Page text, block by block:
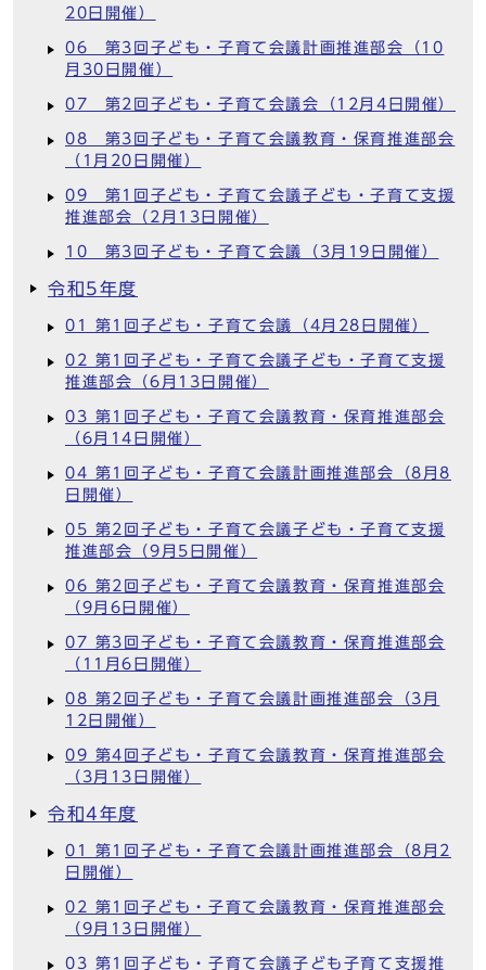
20日開催）
06 第3回子ども・子育て会議計画推進部会（10
月30日開催）
07 第2回子ども・子育て会議会（12月4日開催）
08 第3回子ども・子育て会議教育・保育推進部会
（1月20日開催）
09 第1回子ども・子育て会議子ども・子育て支援
推進部会（2月13日開催）
10 第3回子ども・子育て会議（3月19日開催）
令和5年度
01 第1回子ども・子育て会議（4月28日開催）
02 第1回子ども・子育て会議子ども・子育て支援
推進部会（6月13日開催）
03 第1回子ども・子育て会議教育・保育推進部会
（6月14日開催）
04 第1回子ども・子育て会議計画推進部会（8月8
日開催）
05 第2回子ども・子育て会議子ども・子育て支援
推進部会（9月5日開催）
06 第2回子ども・子育て会議教育・保育推進部会
（9月6日開催）
07 第3回子ども・子育て会議教育・保育推進部会
（11月6日開催）
08 第2回子ども・子育て会議計画推進部会（3月
12日開催）
09 第4回子ども・子育て会議教育・保育推進部会
（3月13日開催）
令和4年度
01 第1回子ども・子育て会議計画推進部会（8月2
日開催）
02 第1回子ども・子育て会議教育・保育推進部会
（9月13日開催）
03 第1回子ども・子育て会議子ども子育て支援推